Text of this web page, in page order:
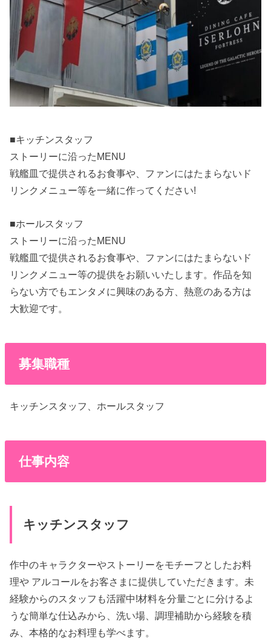
■キッチンスタッフ
ストーリーに沿ったMENU
戦艦皿で提供されるお食事や、ファンにはたまらないド
リンクメニュー等を一緒に作ってください!
■ホールスタッフ
ストーリーに沿ったMENU
戦艦皿で提供されるお食事や、ファンにはたまらないド
リンクメニュー等の提供をお願いいたします。作品を知
らない方でもエンタメに興味のある方、熱意のある方は
大歓迎です。
募集職種
キッチンスタッフ、ホールスタッフ
仕事内容
キッチンスタッフ
作中のキャラクターやストーリーをモチーフとしたお料
理や アルコールをお客さまに提供していただきます。未
経験からのスタッフも活躍中!材料を分量ごとに分けるよ
うな簡単な仕込みから、洗い場、調理補助から経験を積
み、本格的なお料理も学べます。